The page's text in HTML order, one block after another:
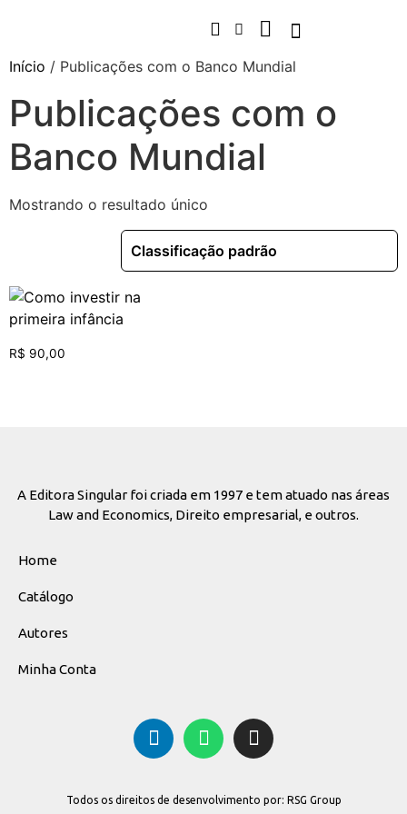
Início / Publicações com o Banco Mundial
Publicações com o
Banco Mundial
Mostrando o resultado único
R$ 90,00
A Editora Singular foi criada em 1997 e tem atuado nas áreas
Law and Economics, Direito empresarial, e outros.
Home
Catálogo
Autores
Minha Conta
Todos os direitos de desenvolvimento por: RSG Group